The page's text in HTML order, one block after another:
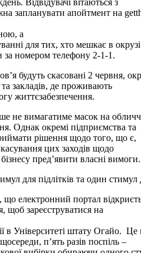
запланувати апойтмент на
ою, а
для тих, хто мешкає в
за номером телефону 2-1-1.
будуть скасовані 2 червня, о
закладів, де проживають
життєзабезпечення.
не вимагатиме масок на
Однак окремі підприємства та
рішення щодо того, що є,
цих заходів щодо
пред’явити власні вимоги.
для підлітків та один
що електронний портал
щоб зареєструватися на
ї в Університеті штату Огайо. Це
п’ять разів поспіль –